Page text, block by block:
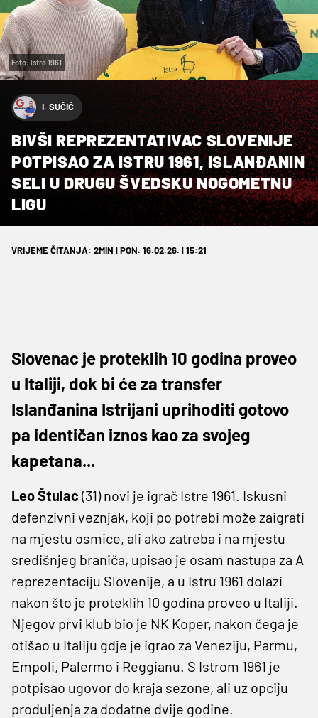
Foto: Istra 1961
I. SUČIĆ
BIVŠI REPREZENTATIVAC SLOVENIJE
POTPISAO ZA ISTRU 1961, ISLANĐANIN
SELI U DRUGU ŠVEDSKU NOGOMETNU
LIGU
VRIJEME ČITANJA: 2MIN | PON. 16.02.26. | 15:21
Slovenac je proteklih 10 godina proveo
u Italiji, dok bi će za transfer
Islanđanina Istrijani uprihoditi gotovo
pa identičan iznos kao za svojeg
kapetana...
Leo Štulac (31) novi je igrač Istre 1961. Iskusni
defenzivni veznjak, koji po potrebi može zaigrati
na mjestu osmice, ali ako zatreba i na mjestu
središnjeg braniča, upisao je osam nastupa za A
reprezentaciju Slovenije, a u Istru 1961 dolazi
nakon što je proteklih 10 godina proveo u Italiji.
Njegov prvi klub bio je NK Koper, nakon čega je
otišao u Italiju gdje je igrao za Veneziju, Parmu,
Empoli, Palermo i Reggianu. S Istrom 1961 je
potpisao ugovor do kraja sezone, ali uz opciju
produljenja za dodatne dvije godine.